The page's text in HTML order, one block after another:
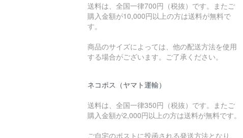
送料は、全国一律700円（税抜）です。またご
購入金額が10,000円以上の方は送料が無料で
す。
商品のサイズによっては、他の配送方法を使用
する場合がございます。ご了承ください。
ネコポス（ヤマト運輸）
送料は、全国一律350円（税抜）です。またご
購入金額が2,000円以上の方は送料が無料です。
ご自宅のポストに投函される発送方法となり、